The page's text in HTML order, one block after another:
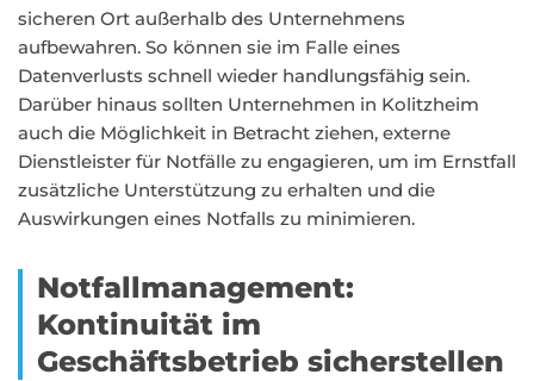
sicheren Ort außerhalb des Unternehmens
aufbewahren. So können sie im Falle eines
Datenverlusts schnell wieder handlungsfähig sein.
Darüber hinaus sollten Unternehmen in Kolitzheim
auch die Möglichkeit in Betracht ziehen, externe
Dienstleister für Notfälle zu engagieren, um im Ernstfall
zusätzliche Unterstützung zu erhalten und die
Auswirkungen eines Notfalls zu minimieren.
Notfallmanagement:
Kontinuität im
Geschäftsbetrieb sicherstellen